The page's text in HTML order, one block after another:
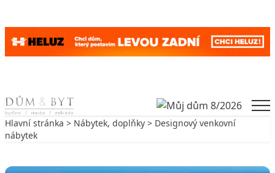
Skip to content
Hlavní stránka > Nábytek, doplňky > Designový venkovní
nábytek